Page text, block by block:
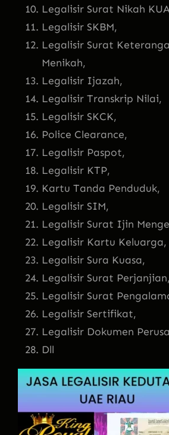
Legalisir Surat Nikah
Legalisir SKBM,
Legalisir Surat
Menikah,
Legalisir Ijazah,
Legalisir Transkrip Nilai,
Legalisir SKCK,
Police Clearance,
Legalisir Paspot,
Legalisir KTP,
Kartu Tanda Penduduk,
Legalisir SIM,
Legalisir Surat Ijin
Legalisir Kartu Keluarga,
Legalisir Sura Kuasa,
Legalisir Surat Perjanjian,
Legalisir Surat
Legalisir Sertifikat,
Legalisir Dokumen
Dll